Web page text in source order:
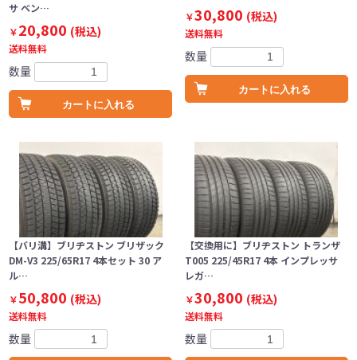
サ ベン…
￥20,800 (税込)
送料無料
数量
カートに入れる
￥30,800 (税込)
送料無料
数量
カートに入れる
【バリ溝】ブリヂストン ブリザック
DM-V3 225/65R17 4本セット 30 ア
ル…
￥50,800 (税込)
送料無料
数量
【交換用に】ブリヂストン トランザ
T005 225/45R17 4本 インプレッサ
レガ…
￥30,800 (税込)
送料無料
数量